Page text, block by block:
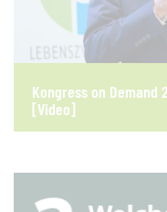
Kongress on Demand
[Video]